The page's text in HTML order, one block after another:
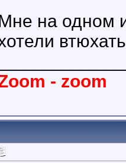
на одном
- zoom